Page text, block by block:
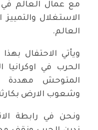
مع عمال العالم
الاستغلال
العالم.
ويأتي الاحتفال
الحرب في
المتوحش مهددة
وشعوب الارض
ونحن في رابطة